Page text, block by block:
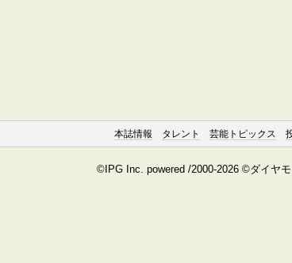
本誌情報 タレント 芸能トピックス
©IPG Inc. powered /2000-2026 ©ダイヤ